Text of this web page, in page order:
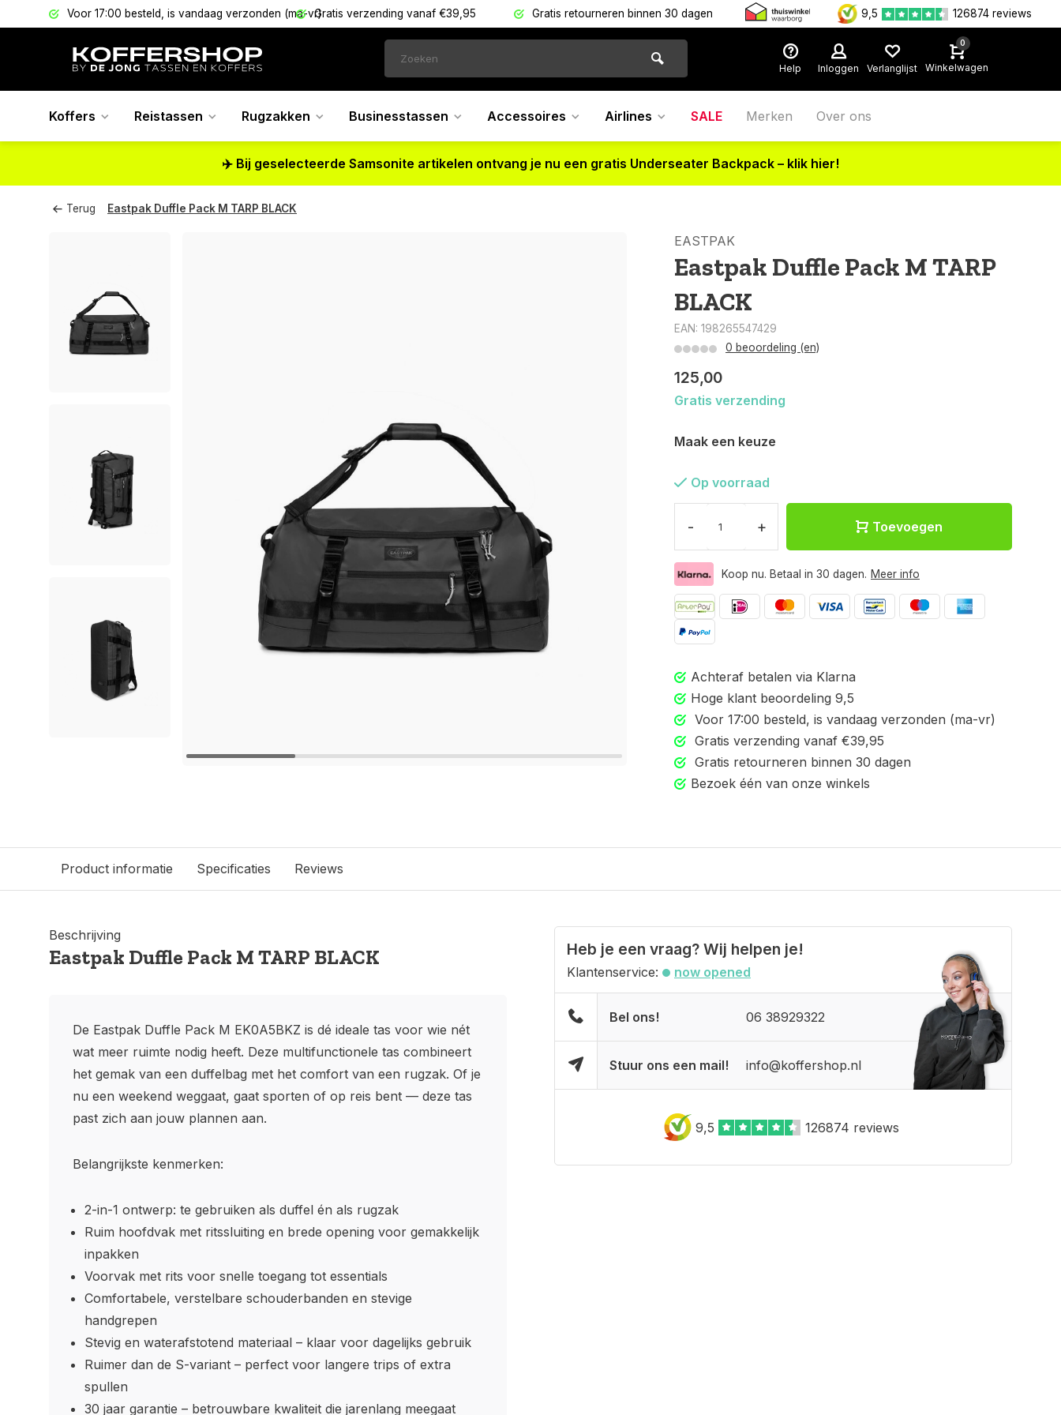
Voor 17:00 besteld, is vandaag verzonden (ma-vr)Gratis verzending vanaf €39,95 Gratis retourneren binnen 30 dagen 9,5 126874 reviews
Help Inloggen Verlanglijst
0
Winkelwagen
Koffers Reistassen Rugzakken Businesstassen Accessoires Airlines SALE Merken Over ons
✈️ Bij geselecteerde Samsonite artikelen ontvang je nu een gratis Underseater Backpack – klik hier!
Terug Eastpak Duffle Pack M TARP BLACK
EASTPAK
Eastpak Duffle Pack M TARP
BLACK
EAN: 198265547429
0 beoordeling (en)
125,00
Gratis verzending
Maak een keuze
Op voorraad
- + Toevoegen
Koop nu. Betaal in 30 dagen. Meer info
Achteraf betalen via Klarna
Hoge klant beoordeling 9,5
Voor 17:00 besteld, is vandaag verzonden (ma-vr)
Gratis verzending vanaf €39,95
Gratis retourneren binnen 30 dagen
Bezoek één van onze winkels
Product informatie Specificaties Reviews
Beschrijving
Eastpak Duffle Pack M TARP BLACK
De Eastpak Duffle Pack M EK0A5BKZ is dé ideale tas voor wie nét
wat meer ruimte nodig heeft. Deze multifunctionele tas combineert
het gemak van een duffelbag met het comfort van een rugzak. Of je
nu een weekend weggaat, gaat sporten of op reis bent — deze tas
past zich aan jouw plannen aan.
Belangrijkste kenmerken:
2-in-1 ontwerp: te gebruiken als duffel én als rugzak
Ruim hoofdvak met ritssluiting en brede opening voor gemakkelijk
inpakken
Voorvak met rits voor snelle toegang tot essentials
Comfortabele, verstelbare schouderbanden en stevige
handgrepen
Stevig en waterafstotend materiaal – klaar voor dagelijks gebruik
Ruimer dan de S-variant – perfect voor langere trips of extra
spullen
30 jaar garantie – betrouwbare kwaliteit die jarenlang meegaat
Heb je een vraag? Wij helpen je!
Klantenservice: now opened
Bel ons! 06 38929322
Stuur ons een mail! info@koffershop.nl
9,5 126874 reviews